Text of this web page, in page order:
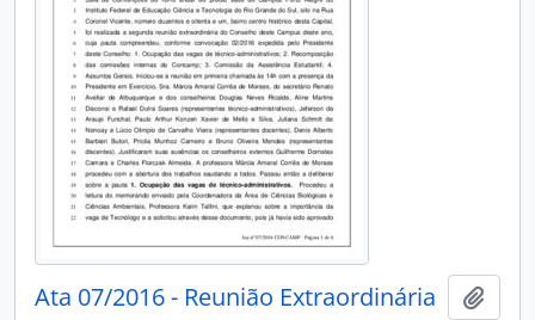
Ata 07/2016 - Reunião Extraordinária